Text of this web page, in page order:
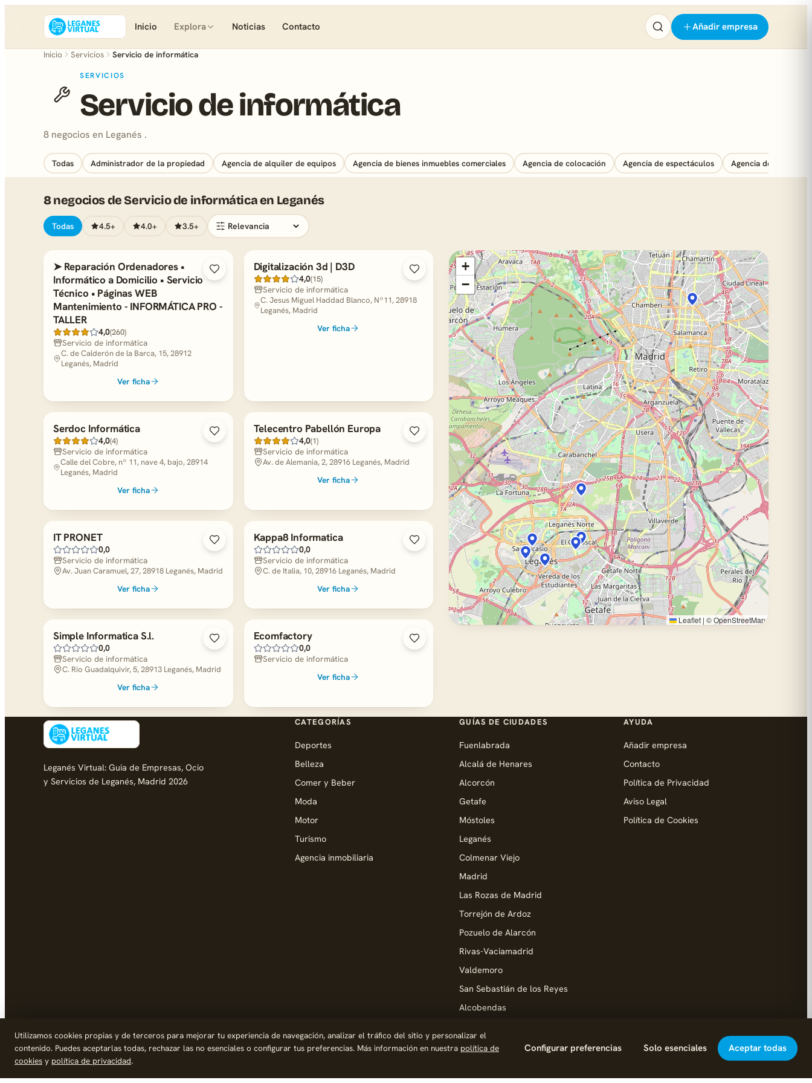
Inicio Explora Noticias Contacto Añadir empresa
Inicio Servicios Servicio de informática
SERVICIOS
Servicio de informática
8 negocios en Leganés .
Todas Administrador de la propiedad Agencia de alquiler de equipos Agencia de bienes inmuebles comerciales Agencia de colocación Agencia de espectáculos Agencia de marketing
8 negocios de Servicio de informática en Leganés
Todas 4.5+ 4.0+ 3.5+
➤ Reparación Ordenadores •
Informático a Domicilio • Servicio
Técnico • Páginas WEB
Mantenimiento - INFORMÁTICA PRO -
TALLER
4,0(260)
Servicio de informática
C. de Calderón de la Barca, 15, 28912
Leganés, Madrid
Ver ficha
Digitalización 3d | D3D
4,0(15)
Servicio de informática
C. Jesus Miguel Haddad Blanco, Nº11, 28918
Leganés, Madrid
Ver ficha
Serdoc Informática
4,0(4)
Servicio de informática
Calle del Cobre, nº 11, nave 4, bajo, 28914
Leganés, Madrid
Ver ficha
Telecentro Pabellón Europa
4,0(1)
Servicio de informática
Av. de Alemania, 2, 28916 Leganés, Madrid
Ver ficha
IT PRONET
0,0
Servicio de informática
Av. Juan Caramuel, 27, 28918 Leganés, Madrid
Ver ficha
Kappa8 Informatica
0,0
Servicio de informática
C. de Italia, 10, 28916 Leganés, Madrid
Ver ficha
Simple Informatica S.l.
0,0
Servicio de informática
C. Rio Guadalquivir, 5, 28913 Leganés, Madrid
Ver ficha
Ecomfactory
0,0
Servicio de informática
Ver ficha
+
−
Leaflet | ©OpenStreetMap
Leganés Virtual: Guia de Empresas, Ocio
y Servicios de Leganés, Madrid 2026
CATEGORÍAS
Deportes
Belleza
Comer y Beber
Moda
Motor
Turismo
Agencia inmobiliaria
GUÍAS DE CIUDADES
Fuenlabrada
Alcalá de Henares
Alcorcón
Getafe
Móstoles
Leganés
Colmenar Viejo
Madrid
Las Rozas de Madrid
Torrejón de Ardoz
Pozuelo de Alarcón
Rivas-Vaciamadrid
Valdemoro
San Sebastián de los Reyes
Alcobendas
Parla
AYUDA
Añadir empresa
Contacto
Política de Privacidad
Aviso Legal
Política de Cookies
© 2026 Palike Networks, S.L.U. Hecho con cariño en Leganés
Utilizamos cookies propias y de terceros para mejorar tu experiencia de navegación, analizar el tráfico del sitio y personalizar el
contenido. Puedes aceptarlas todas, rechazar las no esenciales o configurar tus preferencias. Más información en nuestra política de
cookies y política de privacidad.
Configurar preferencias Solo esenciales Aceptar todas